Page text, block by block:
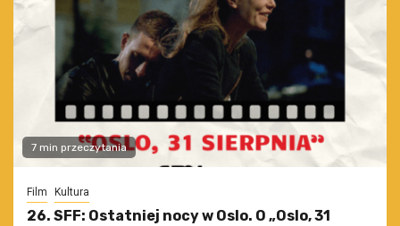
7 min przeczytania
Film Kultura
26. SFF: Ostatniej nocy w Oslo. O „Oslo, 31